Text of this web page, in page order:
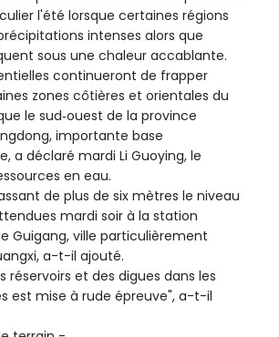
l'été lorsque certaines régions
intenses alors que
sous une chaleur accablante.
continueront de frapper
zones côtières et orientales du
le sud‑ouest de la province
importante base
a déclaré mardi Li Guoying, le
en eau.
de plus de six mètres le niveau
mardi soir à la station
Guigang, ville particulièrement
a-t-il ajouté.
réservoirs et des digues dans les
est mise à rude épreuve", a-t-il